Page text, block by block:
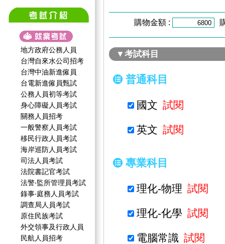
地方政府公務人員
台灣自來水公司招考
台灣中油新進僱員
台電新進僱員甄試
公務人員初等考試
身心障礙人員考試
關務人員招考
一般警察人員考試
移民行政人員考試
海岸巡防人員考試
司法人員考試
法院書記官考試
法警‧監所管理員考試
錄事‧庭務人員考試
調查局人員考試
原住民族考試
外交領事及行政人員
民航人員招考
購物金額 :
▼考試科目
普通科目
國文 試閱
英文 試閱
專業科目
理化-物理 試閱
理化-化學 試閱
電腦常識 試閱